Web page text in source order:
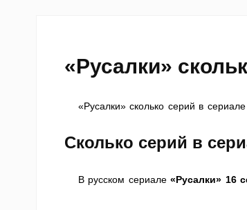
«Русалки»
«Русалки» сколько серий в
Сколько серий в
В русском сериале«Русалки» 16